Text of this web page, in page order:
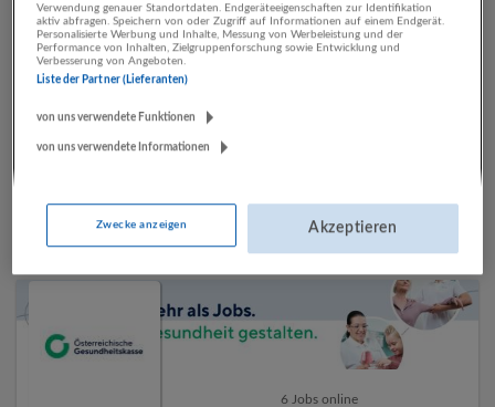
35 Jobs online
6 Jobs online
Verwendung genauer Standortdaten. Endgeräteeigenschaften zur Identifikation
aktiv abfragen. Speichern von oder Zugriff auf Informationen auf einem Endgerät.
Personalisierte Werbung und Inhalte, Messung von Werbeleistung und der
Performance von Inhalten, Zielgruppenforschung sowie Entwicklung und
Verbesserung von Angeboten.
Liste der Partner (Lieferanten)
von uns verwendete Funktionen
von uns verwendete Informationen
Zwecke anzeigen Akzeptieren